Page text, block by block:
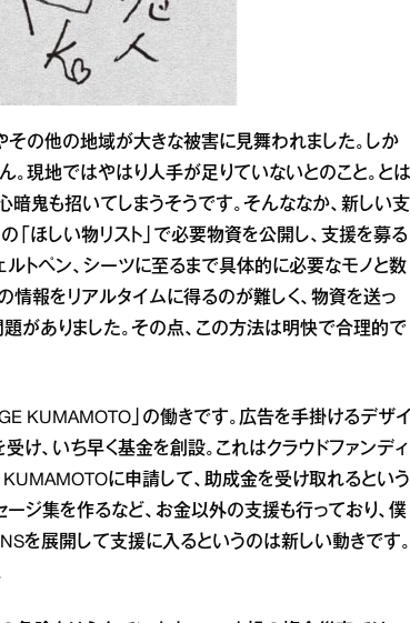
の他の地域が大きな被害に見舞われました。しか
。現地ではやはり人手が足りていないとのこと。とは
鬼も招いてしまうそうです。そんななか、新しい支
ほしい物リスト」で必要物資を公開し、支援を募る
トペン、シーツに至るまで具体的に必要なモノと数
情報をリアルタイムに得るのが難しく、物資を送っ
がありました。その点、この方法は明快で合理的で
KUMAMOTO」の働きです。広告を手掛けるデザ
、いち早く基金を創設。これはクラウドファンディ
に申請して、助成金を受け取れるという
ジ集を作るなど、お金以外の支援も行っており、僕
を展開して支援に入るというのは新しい動きです。